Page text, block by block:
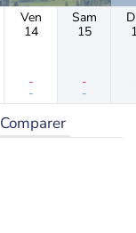
Ven
14
-
-
Sam
15
-
-
Comparer